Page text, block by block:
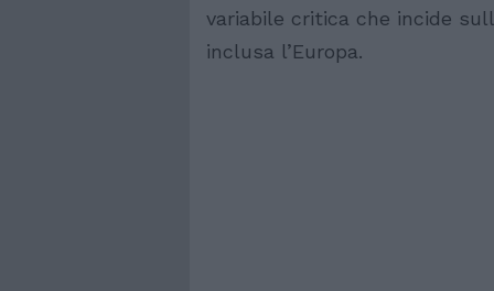
variabile critica che incide
inclusa l’Europa.